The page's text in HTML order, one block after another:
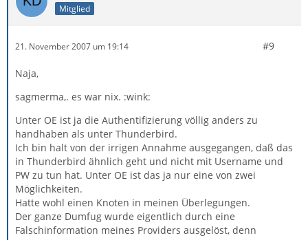
Mitglied
21. November 2007 um 19:14 #9
Naja,
sagmerma,. es war nix. :wink:
Unter OE ist ja die Authentifizierung völlig anders zu
handhaben als unter Thunderbird.
Ich bin halt von der irrigen Annahme ausgegangen, daß das
in Thunderbird ähnlich geht und nicht mit Username und
PW zu tun hat. Unter OE ist das ja nur eine von zwei
Möglichkeiten.
Hatte wohl einen Knoten in meinen Überlegungen.
Der ganze Dumfug wurde eigentlich durch eine
Falschinformation meines Providers ausgelöst, denn